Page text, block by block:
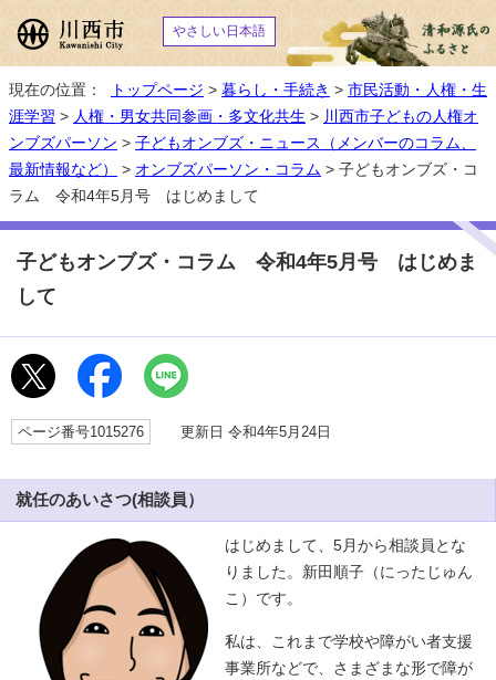
やさしい日本語
現在の位置： トップページ > 暮らし・手続き > 市民活動・人権・生
涯学習 > 人権・男女共同参画・多文化共生 > 川西市子どもの人権オ
ンブズパーソン > 子どもオンブズ・ニュース（メンバーのコラム、
最新情報など）
> オンブズパーソン・コラム > 子どもオンブズ・コ
ラム 令和4年5月号 はじめまして
子どもオンブズ・コラム 令和4年5月号 はじめま
して
ページ番号1015276 更新日 令和4年5月24日
就任のあいさつ(相談員）
はじめまして、5月から相談員とな
りました。新田順子（にったじゅん
こ）です。
私は、これまで学校や障がい者支援
事業所などで、さまざまな形で障が